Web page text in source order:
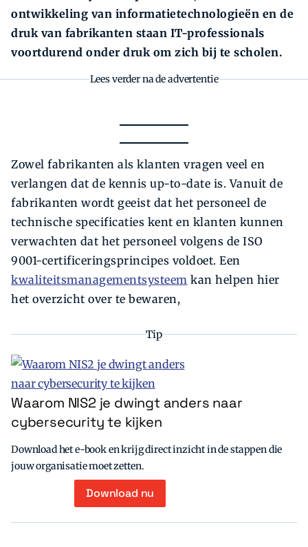
ontwikkeling van informatietechnologieën en de
druk van fabrikanten staan IT-professionals
voortdurend onder druk om zich bij te scholen.
Lees verder na de advertentie
Zowel fabrikanten als klanten vragen veel en
verlangen dat de kennis up-to-date is. Vanuit de
fabrikanten wordt geeist dat het personeel de
technische specificaties kent en klanten kunnen
verwachten dat het personeel volgens de ISO
9001-certificeringsprincipes voldoet. Een
kwaliteitsmanagementsysteem kan helpen hier
het overzicht over te bewaren,
Tip
Waarom NIS2 je dwingt anders naar
cybersecurity te kijken
Download het e-book en krijg direct inzicht in de stappen die
jouw organisatie moet zetten.
Download nu